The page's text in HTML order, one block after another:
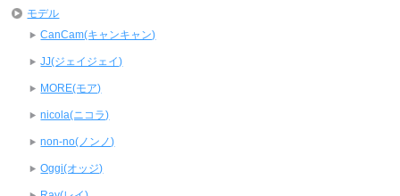
モデル
CanCam(キャンキャン)
JJ(ジェイジェイ)
MORE(モア)
nicola(ニコラ)
non-no(ノンノ)
Oggi(オッジ)